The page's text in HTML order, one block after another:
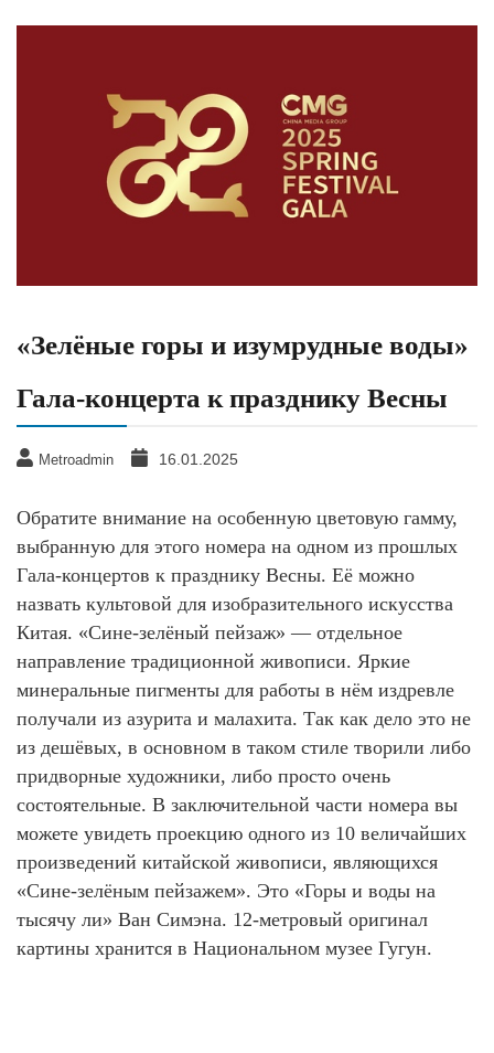
«Зелёные горы и изумрудные воды»
Гала-концерта к празднику Весны
Metroadmin 16.01.2025
Обратите внимание на особенную цветовую гамму,
выбранную для этого номера на одном из прошлых
Гала-концертов к празднику Весны. Её можно
назвать культовой для изобразительного искусства
Китая. «Сине-зелёный пейзаж» — отдельное
направление традиционной живописи. Яркие
минеральные пигменты для работы в нём издревле
получали из азурита и малахита. Так как дело это не
из дешёвых, в основном в таком стиле творили либо
придворные художники, либо просто очень
состоятельные. В заключительной части номера вы
можете увидеть проекцию одного из 10 величайших
произведений китайской живописи, являющихся
«Сине-зелёным пейзажем». Это «Горы и воды на
тысячу ли» Ван Симэна. 12-метровый оригинал
картины хранится в Национальном музее Гугун.